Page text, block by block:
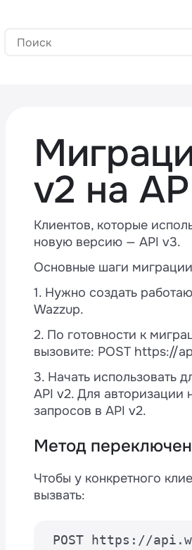
v2 на
Клиентов, которые
новую версию — API v3.
Основные шаги
1. Нужно создать
Wazzup.
2. По готовности к
вызовите: POST https://
3. Начать использовать
API v2. Для авторизации
запросов в API v2.
Метод
Чтобы у конкретного
вызвать:
POST https://